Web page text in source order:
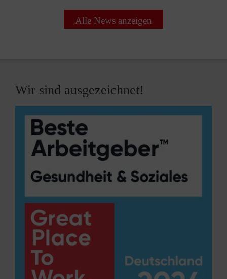
Alle News anzeigen
Wir sind ausgezeichnet!